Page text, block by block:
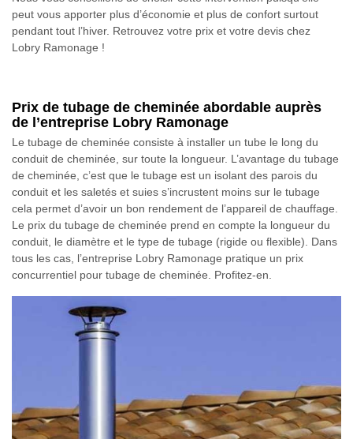
peut vous apporter plus d’économie et plus de confort surtout
pendant tout l’hiver. Retrouvez votre prix et votre devis chez
Lobry Ramonage !
Prix de tubage de cheminée abordable auprès
de l’entreprise Lobry Ramonage
Le tubage de cheminée consiste à installer un tube le long du
conduit de cheminée, sur toute la longueur. L’avantage du tubage
de cheminée, c’est que le tubage est un isolant des parois du
conduit et les saletés et suies s’incrustent moins sur le tubage
cela permet d’avoir un bon rendement de l’appareil de chauffage.
Le prix du tubage de cheminée prend en compte la longueur du
conduit, le diamètre et le type de tubage (rigide ou flexible). Dans
tous les cas, l’entreprise Lobry Ramonage pratique un prix
concurrentiel pour tubage de cheminée. Profitez-en.